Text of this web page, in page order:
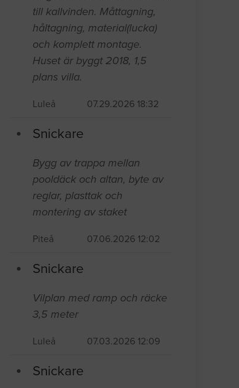
till kallvinden. Måttagning,
håltagning, material(lucka)
och komplett montage.
Huset är byggt 2018, 1,5
plans villa.
Luleå 07.29.2026 18:32
Snickare
Bygg av trappa mellan
pooldäck och altan, byte av
reglar, plasttak och
montering av staket
Piteå 07.06.2026 12:02
Snickare
Vilplan med ramp och räcke
3,5 meter
Luleå 07.03.2026 12:09
Snickare